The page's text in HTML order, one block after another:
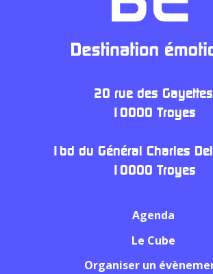
20 rue des Gayettes
10000 Troyes
1bd du Général Charles
10000 Troyes
Agenda
Le Cube
Organiser un